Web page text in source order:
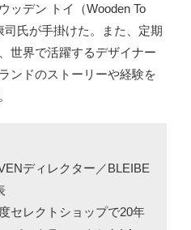
ッデン トイ（Wooden To
氏が手掛けた。また、定期
世界で活躍するデザイナー
ンドのストーリーや経験を
ディレクター／BLEIBE
セレクトショップで20年